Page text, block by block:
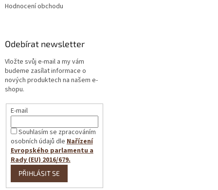
Hodnocení obchodu
Odebírat newsletter
Vložte svůj e-mail a my vám
budeme zasílat informace o
nových produktech na našem e-
shopu.
E-mail
Souhlasím se zpracováním
osobních údajů dleNařízení
Evropského parlamentu a
Rady (EU) 2016/679.
PŘIHLÁSIT SE